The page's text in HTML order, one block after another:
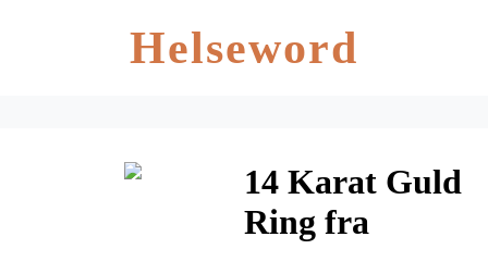
Helseword
14 Karat Guld
Ring fra